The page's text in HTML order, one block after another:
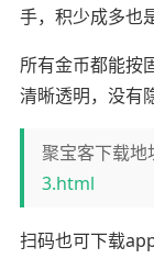
手，积少成多也
所有金币都能按
清晰透明，没有
聚宝客下载地
3.html
扫码也可下载app